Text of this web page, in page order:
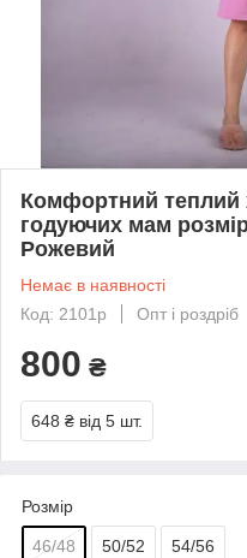
Комфортний теплий
годуючих мам
Рожевий
Немає в наявності
Код: 2101р
Опт і роздріб
800 ₴
648 ₴ від 5 шт.
Розмір
46/48 50/52 54/56